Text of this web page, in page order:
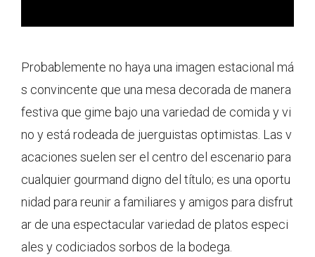
Probablemente no haya una imagen estacional má
s convincente que una mesa decorada de manera
festiva que gime bajo una variedad de comida y vi
no y está rodeada de juerguistas optimistas. Las v
acaciones suelen ser el centro del escenario para
cualquier gourmand digno del título; es una oportu
nidad para reunir a familiares y amigos para disfrut
ar de una espectacular variedad de platos especi
ales y codiciados sorbos de la bodega.